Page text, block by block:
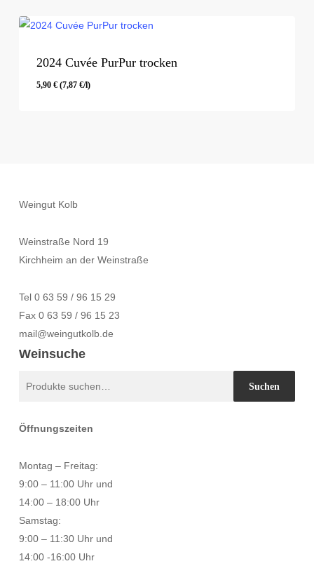
2024 Cuvée PurPur trocken
5,90 € (7,87 €/l)
Weingut Kolb
Weinstraße Nord 19
Kirchheim an der Weinstraße
Tel 0 63 59 / 96 15 29
Fax 0 63 59 / 96 15 23
mail@weingutkolb.de
Weinsuche
Suchen
Öffnungszeiten
Montag – Freitag:
9:00 – 11:00 Uhr und
14:00 – 18:00 Uhr
Samstag:
9:00 – 11:30 Uhr und
14:00 -16:00 Uhr